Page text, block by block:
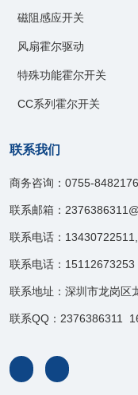
磁阻感应开关
风扇霍尔驱动
特殊功能霍尔开关
CC系列霍尔开关
联系我们
商务咨询：0755-
联系邮箱：
联系电话：
联系电话：
联系地址：深圳市龙岗区
联系QQ：2376386311